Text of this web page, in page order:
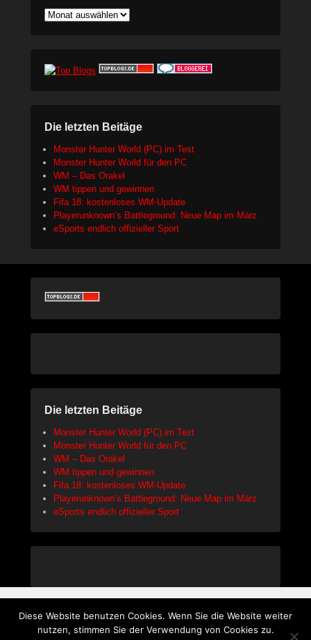
Archiv
Die letzten Beitäge
Monster Hunter World (PC) im Test
Monster Hunter World für den PC
WM – Das Orakel
WM tippen und gewinnen
Fifa 18: kostenloses WM-Update
Playerunknown’s Battleground: Neue Map im März
eSports endlich offizieller Sport
Die letzten Beitäge
Monster Hunter World (PC) im Test
Monster Hunter World für den PC
WM – Das Orakel
WM tippen und gewinnen
Fifa 18: kostenloses WM-Update
Playerunknown’s Battleground: Neue Map im März
eSports endlich offizieller Sport
Copyright © 2026 Gaming Print
All Rights Reserved.
Diese Website benutzen Cookies. Wenn Sie die Website weiter
nutzen, stimmen Sie der Verwendung von Cookies zu.